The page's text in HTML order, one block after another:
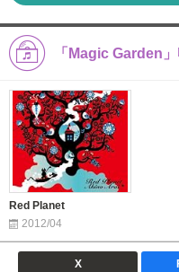
「Magic Garden
Red Planet
2012/04
X